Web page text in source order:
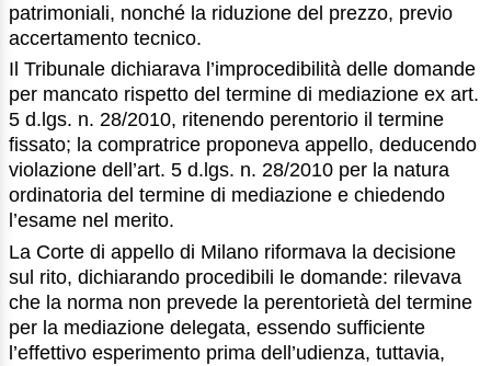
patrimoniali, nonché la riduzione del prezzo, previo
accertamento tecnico.
Il Tribunale dichiarava l’improcedibilità delle domande
per mancato rispetto del termine di mediazione ex art.
5 d.lgs. n. 28/2010, ritenendo perentorio il termine
fissato; la compratrice proponeva appello, deducendo
violazione dell’art. 5 d.lgs. n. 28/2010 per la natura
ordinatoria del termine di mediazione e chiedendo
l’esame nel merito.
La Corte di appello di Milano riformava la decisione
sul rito, dichiarando procedibili le domande: rilevava
che la norma non prevede la perentorietà del termine
per la mediazione delegata, essendo sufficiente
l’effettivo esperimento prima dell’udienza, tuttavia,